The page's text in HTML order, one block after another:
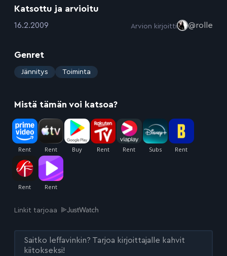
Katsottu ja arvioitu
:16.2.2009 Arvion kirjoitti @rolle
Genret
: Jännitys Toiminta
Mistä tämän voi katsoa?
Linkit tarjoaa
Saitko leffavinkin? Tarjoa kirjoittajalle kahvit
kiitokseksi!